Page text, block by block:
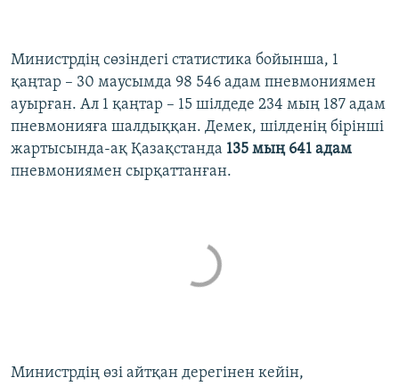
Министрдің сөзіндегі статистика бойынша, 1
қаңтар – 30 маусымда 98 546 адам пневмониямен
ауырған. Ал 1 қаңтар – 15 шілдеде 234 мың 187 адам
пневмонияға шалдыққан. Демек, шілденің бірінші
жартысында-ақ Қазақстанда 135 мың 641 адам
пневмониямен сырқаттанған.
Министрдің өзі айтқан дерегінен кейін,